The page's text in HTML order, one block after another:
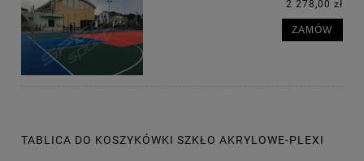
2 278,00 zł
ZAMÓW
TABLICA DO KOSZYKÓWKI SZKŁO AKRYLOWE-PLEXI